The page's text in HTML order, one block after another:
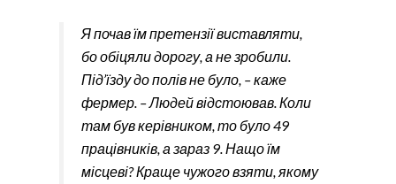
Я почав їм претензії виставляти,
бо обіцяли дорогу, а не зробили.
Під’їзду до полів не було, – каже
фермер. – Людей відстоював. Коли
там був керівником, то було 49
працівників, а зараз 9. Нащо їм
місцеві? Краще чужого взяти, якому